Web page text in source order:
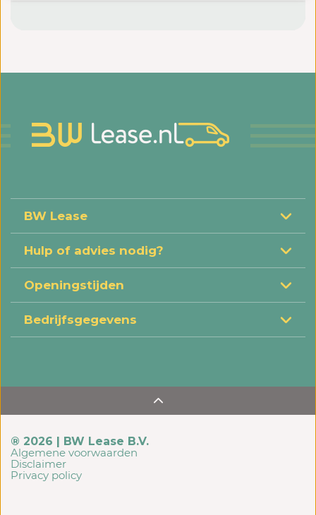
BW Lease
Hulp of advies nodig?
Openingstijden
Bedrijfsgegevens
® 2026 | BW Lease B.V.
Algemene voorwaarden
Disclaimer
Privacy policy